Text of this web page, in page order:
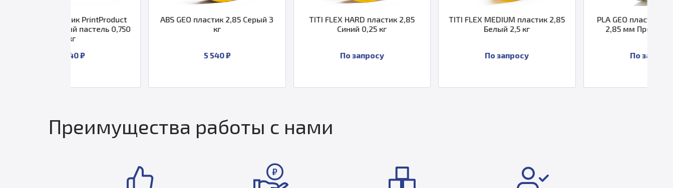
ABS GEO пластик 2,85 Серый 3
TITI FLEX HARD пластик 2,85
TITI FLEX MEDIUM пластик 2,85
PLA GEO пластик PrintProduct
2,85 мм Прозрачный 1 кг
Преимущества работы с нами